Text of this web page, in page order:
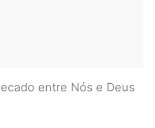
entre Nós e Deus